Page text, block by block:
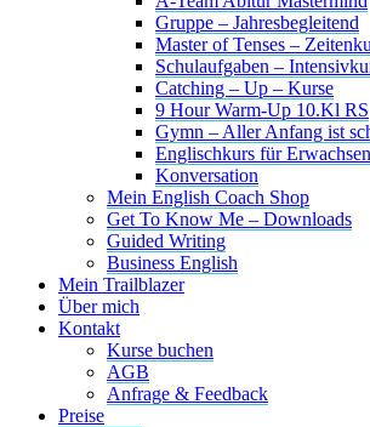
Gruppe – Jahresbegleitend
Master of Tenses –
Schulaufgaben –
Catching – Up – Kurse
9 Hour Warm-Up 10.Kl RS
Gymn – Aller Anfang ist
Englischkurs für
Konversation
Mein English Coach Shop
Get To Know Me – Downloads
Guided Writing
Business English
Mein Trailblazer
Über mich
Kontakt
Kurse buchen
AGB
Anfrage & Feedback
Preise